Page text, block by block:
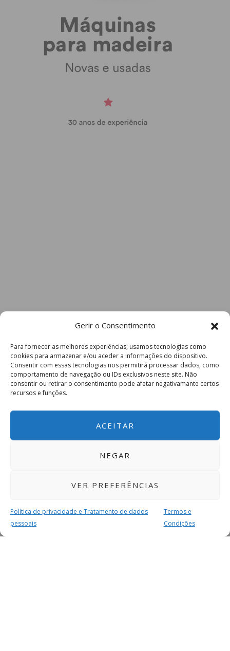
Gerir o Consentimento
Para fornecer as melhores experiências, usamos tecnologias como
cookies para armazenar e/ou aceder a informações do dispositivo.
Consentir com essas tecnologias nos permitirá processar dados, como
comportamento de navegação ou IDs exclusivos neste site. Não
consentir ou retirar o consentimento pode afetar negativamante certos
recursos e funções.
ACEITAR
NEGAR
VER PREFERÊNCIAS
Política de privacidade e Tratamento de dados
pessoais
Termos e
Condições